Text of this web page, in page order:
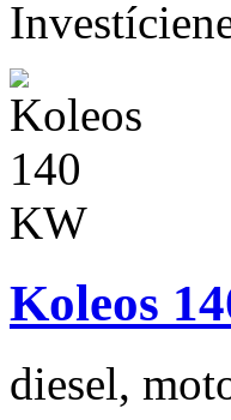
Investície
Koleos
diesel,